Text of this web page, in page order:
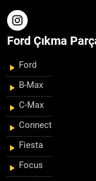
Ford Çıkma
Ford
B-Max
C-Max
Connect
Fiesta
Focus